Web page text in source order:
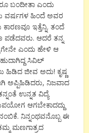
ಬಂದೀತಾ ಎಂದು
ವರ್ಷಗಳ ಹಿಂದೆ ಅವರ
ಇತ್ತೆನ್ನಿ. ತಂದೆ
ಪಡೆದವರು. ಆದರೆ ತನ್ನ
ಎಂದು ಹೇಳಿ ಆ
ಸಿವಿಲ್
ಹಿಡಿದ ಜೀವ ಅದು! ಕೃಷ್ಣ
ಅಪ್ಪಿಹಿಡಿದರು, ನಿಜವಾದ
ಉನ್ನತ ವಿದ್ಯೆ
ಆಗಬೇಕಾದದ್ದು
ನಿನ್ನಂಥವನೊಬ್ಬ ಈ
ಮಣಗಾತ್ರದ